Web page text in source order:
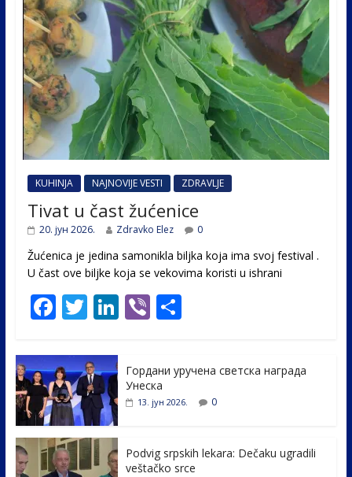
KUHINJA NAJNOVIJE VESTI ZDRAVLJE
Tivat u čast žućenice
20. јун 2026. Zdravko Elez 0
Žućenica je jedina samonikla biljka koja ima svoj festival .
U čast ovе biljke koja se vekovima koristi u ishrani
F
e
b
o
o
k
T
itt
er
Li
e
dI
Vi S
e
Гордани уручена светска награда
Унеска
13. јун 2026. 0
Podvig srpskih lekara: Dečaku ugradili
veštačko srce